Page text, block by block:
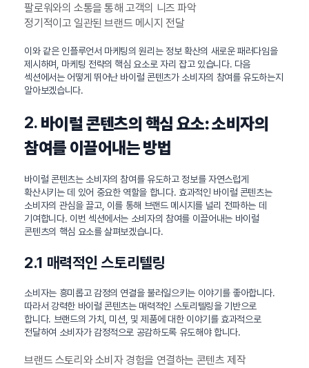
팔로워와의 소통을 통해 고객의 니즈 파악
정기적이고 일관된 브랜드 메시지 전달
이와 같은 인플루언서 마케팅의 원리는 정보 확산의 새로운 패러다임을
제시하며, 마케팅 전략의 핵심 요소로 자리 잡고 있습니다. 다음
섹션에서는 어떻게 뛰어난 바이럴 콘텐츠가 소비자의 참여를 유도하는지
알아보겠습니다.
2. 바이럴 콘텐츠의 핵심 요소: 소비자의
참여를 이끌어내는 방법
바이럴 콘텐츠는 소비자의 참여를 유도하고 정보를 자연스럽게
확산시키는 데 있어 중요한 역할을 합니다. 효과적인 바이럴 콘텐츠는
소비자의 관심을 끌고, 이를 통해 브랜드 메시지를 널리 전파하는 데
기여합니다. 이번 섹션에서는 소비자의 참여를 이끌어내는 바이럴
콘텐츠의 핵심 요소를 살펴보겠습니다.
2.1 매력적인 스토리텔링
소비자는 흥미롭고 감정의 연결을 불러일으키는 이야기를 좋아합니다.
따라서 강력한 바이럴 콘텐츠는 매력적인 스토리텔링을 기반으로
합니다. 브랜드의 가치, 미션, 및 제품에 대한 이야기를 효과적으로
전달하여 소비자가 감정적으로 공감하도록 유도해야 합니다.
브랜드 스토리와 소비자 경험을 연결하는 콘텐츠 제작